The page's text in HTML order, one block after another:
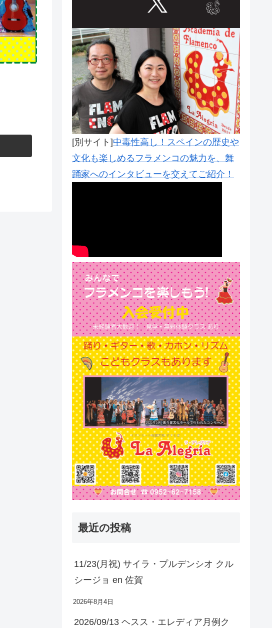
[別サイト]中毒性高し！スペインの歴史や
文化も楽しめるフラメンコの魅力を、舞
踊家へのインタビューを交えてご紹介！
最近の投稿
11/23(月祝) サイラ・プルデンシオ クル
シージョ en 佐賀
2026年8月4日
2026/09/13 ヘスス・エレディア月例ク